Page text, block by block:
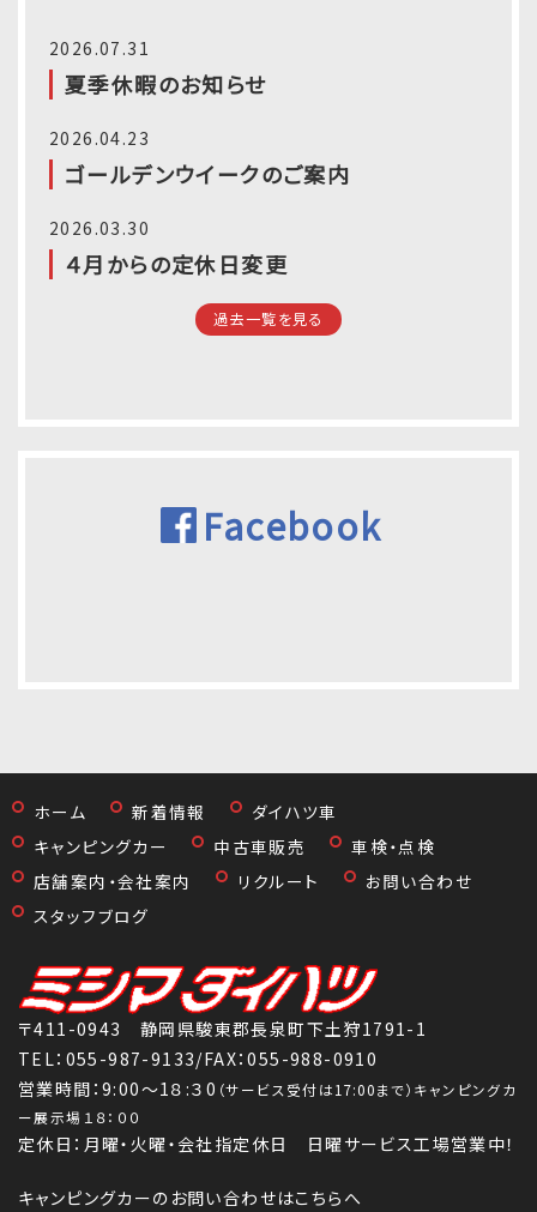
2026.07.31
夏季休暇のお知らせ
2026.04.23
ゴールデンウイークのご案内
2026.03.30
４月からの定休日変更
過去一覧を見る
Facebook
ホーム 新着情報
ダイハツ車
キャンピングカー
中古車販売
車検・点検
店舗案内・会社案内
リクルート
お問い合わせ
スタッフブログ
〒411-0943 静岡県駿東郡長泉町下土狩1791-1
TEL： 055-987-9133/FAX：055-988-0910
営業時間：9:00～1８:３0 （サービス受付は17:00まで）キャンピングカ
ー展示場１８：００
定休日：月曜・火曜・会社指定休日 日曜サービス工場営業中！
キャンピングカーのお問い合わせはこちらへ